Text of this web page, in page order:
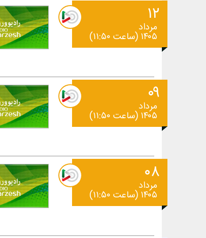
۱۲
مرداد
۱۴۰۵ (ساعت ۱۱:۵۰)
۰۹
مرداد
۱۴۰۵ (ساعت ۱۱:۵۰)
۰۸
مرداد
۱۴۰۵ (ساعت ۱۱:۵۰)